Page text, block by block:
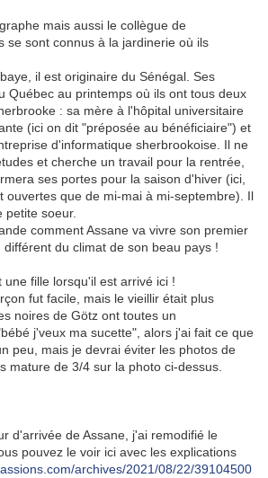
mais aussi le collègue de
se sont connus à la jardinerie où ils
il est originaire du Sénégal. Ses
Québec au printemps où ils ont tous deux
: sa mère à l'hôpital universitaire
(ici on dit "préposée au bénéficiaire") et
d'informatique sherbrookoise. Il ne
et cherche un travail pour la rentrée,
ses portes pour la saison d'hiver (ici,
ouvertes que de mi-mai à mi-septembre). Il
petite soeur.
comment Assane va vivre son premier
du climat de son beau pays !
une fille lorsqu'il est arrivé ici !
fut facile, mais le vieillir était plus
noires de Götz ont toutes un
j'veux ma sucette", alors j'ai fait ce que
peu, mais je devrai éviter les photos de
mature de 3/4 sur la photo ci-dessus.
d'arrivée de Assane, j'ai remodifié le
pouvez le voir ici avec les explications
archives/2021/08/22/39104500